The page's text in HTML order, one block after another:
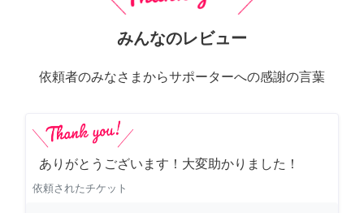
みんなのレビュー
依頼者のみなさまからサポーターへの感謝の言葉
ありがとうございます！大変助かりました！
依頼されたチケット